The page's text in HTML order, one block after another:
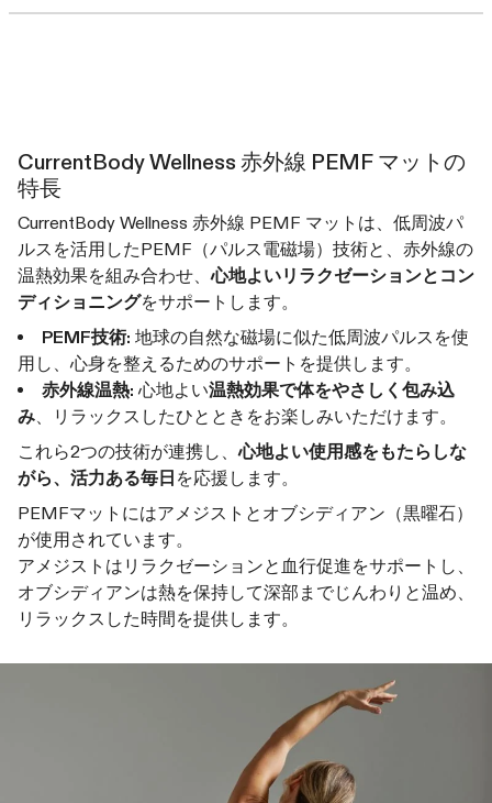
CurrentBody Wellness 赤外線 PEMF マットの
特長
CurrentBody Wellness 赤外線 PEMF マットは、低周波パ
ルスを活用したPEMF（パルス電磁場）技術と、赤外線の
温熱効果を組み合わせ、心地よいリラクゼーションとコン
ディショニングをサポートします。
PEMF技術: 地球の自然な磁場に似た低周波パルスを使
用し、心身を整えるためのサポートを提供します。
赤外線温熱: 心地よい温熱効果で体をやさしく包み込
み、リラックスしたひとときをお楽しみいただけます。
これら2つの技術が連携し、心地よい使用感をもたらしな
がら、活力ある毎日 を応援します。
PEMFマットにはアメジストとオブシディアン（黒曜石）
が使用されています。
アメジストはリラクゼーションと血行促進をサポートし、
オブシディアンは熱を保持して深部までじんわりと温め、
リラックスした時間を提供します。